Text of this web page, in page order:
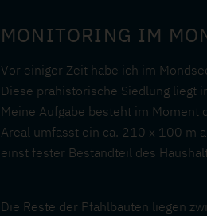
MONITORING IM
Vor einiger Zeit habe ich im
Diese prähistorische Siedlung liegt
Meine Aufgabe besteht im Moment
Areal umfasst ein ca. 210 x 100 m
einst fester Bestandteil des
Die Reste der Pfahlbauten liegen